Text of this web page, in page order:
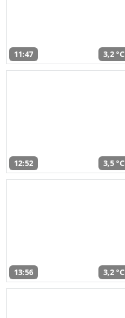
11:47 3,2 °C
12:52 3,5 °C
13:56 3,2 °C